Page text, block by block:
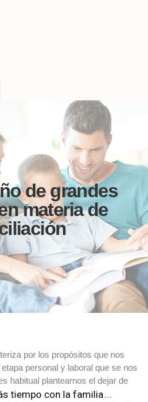
de grandes
materia de
por los propósitos que nos
personal y laboral que se nos
habitual plantearnos el dejar de
tiempo con la familia…